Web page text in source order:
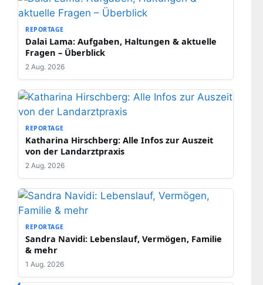
REPORTAGE
Dalai Lama: Aufgaben, Haltungen & aktuelle
Fragen – Überblick
2 Aug. 2026
REPORTAGE
Katharina Hirschberg: Alle Infos zur Auszeit
von der Landarztpraxis
2 Aug. 2026
REPORTAGE
Sandra Navidi: Lebenslauf, Vermögen, Familie
& mehr
1 Aug. 2026